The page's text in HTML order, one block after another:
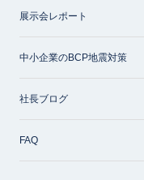
展示会レポート
中小企業のBCP地震対策
社長ブログ
FAQ